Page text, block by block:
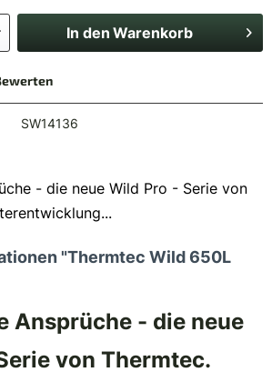
In den Warenkorb
SW14136
- die neue Wild Pro - Serie von
"Thermtec Wild 650L
Ansprüche - die neue
von Thermtec.